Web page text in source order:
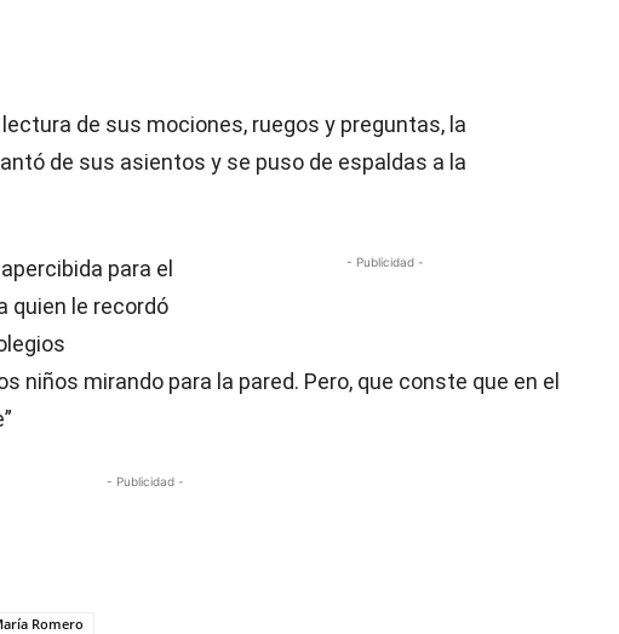
de sus mociones, ruegos y preguntas, la
de sus asientos y se puso de espaldas a la
- Publicidad -
para el
quien le recordó
niños mirando para la pared. Pero, que conste que en el
- Publicidad -
Romero